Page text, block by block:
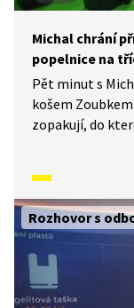
Michal chrání
popelnice na
Pět minut s
košem
zopakují, do
Rozhovor s